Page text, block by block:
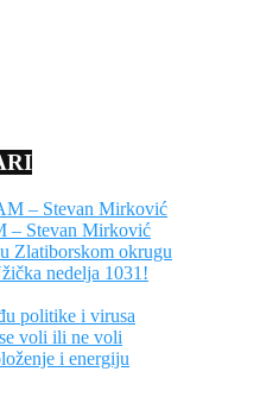
– Stevan Mirković
Stevan Mirković
Zlatiborskom okrugu
nedelja 1031!
politike i virusa
voli ili ne voli
i energiju